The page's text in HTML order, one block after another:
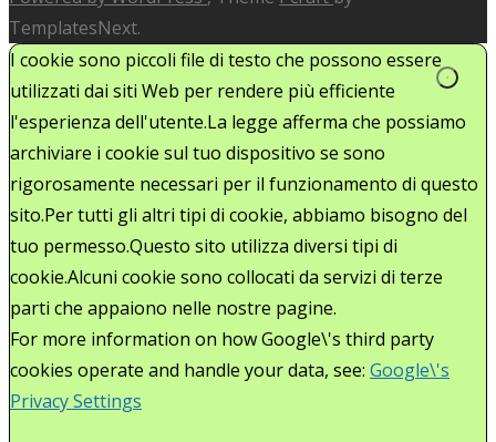
TemplatesNext.
I cookie sono piccoli file di testo che possono essere
utilizzati dai siti Web per rendere più efficiente
l'esperienza dell'utente.La legge afferma che possiamo
archiviare i cookie sul tuo dispositivo se sono
rigorosamente necessari per il funzionamento di questo
sito.Per tutti gli altri tipi di cookie, abbiamo bisogno del
tuo permesso.Questo sito utilizza diversi tipi di
cookie.Alcuni cookie sono collocati da servizi di terze
parti che appaiono nelle nostre pagine.
For more information on how Google\'s third party
cookies operate and handle your data, see: Google\'s
Privacy Settings